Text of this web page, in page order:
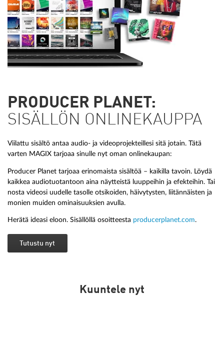
PRODUCER PLANET:
SISÄLLÖN ONLINEKAUPPA
Viilattu sisältö antaa audio- ja videoprojekteillesi sitä jotain. Tätä
varten MAGIX tarjoaa sinulle nyt oman onlinekaupan:
Producer Planet tarjoaa erinomaista sisältöä – kaikilla tavoin. Löydä
kaikkea audiotuotantoon aina näytteistä luuppeihin ja efekteihin. Tai
nosta videosi uudelle tasolle otsikoiden, häivytysten, liitännäisten ja
monien muiden ominaisuuksien avulla.
Herätä ideasi eloon. Sisällöllä osoitteesta producerplanet.com.
Tutustu nyt
Kuuntele nyt